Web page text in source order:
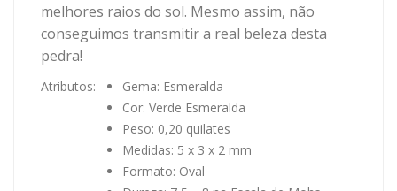
melhores raios do sol. Mesmo assim, não
conseguimos transmitir a real beleza desta
pedra!
Atributos:
Gema: Esmeralda
Cor: Verde Esmeralda
Peso: 0,20 quilates
Medidas: 5 x 3 x 2 mm
Formato: Oval